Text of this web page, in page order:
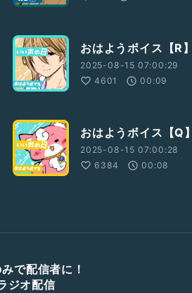
おはようボイス【R
2025-08-15 07:00:29
4601
00:09
おはようボイス【Q
2025-08-15 07:00:28
6384
00:08
で配信者に！
ジオ配信